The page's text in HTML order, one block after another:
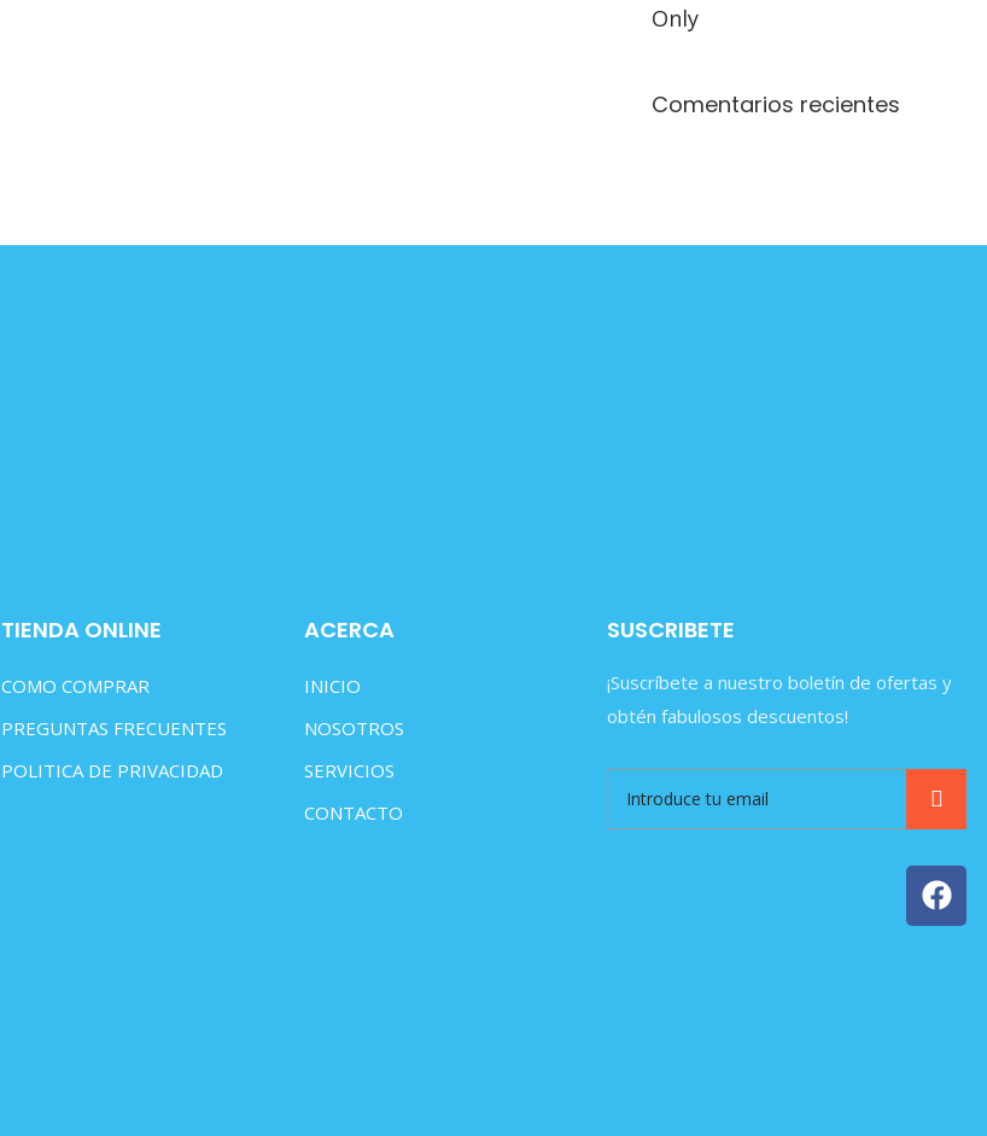
Only
Comentarios recientes
TIENDA ONLINE
COMO COMPRAR
PREGUNTAS FRECUENTES
POLITICA DE PRIVACIDAD
ACERCA
INICIO
NOSOTROS
SERVICIOS
CONTACTO
SUSCRIBETE
¡Suscríbete a nuestro boletín de ofertas y
obtén fabulosos descuentos!